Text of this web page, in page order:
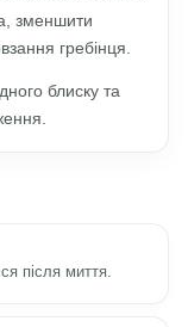
зменшити
гребінця.
блиску та
після миття.